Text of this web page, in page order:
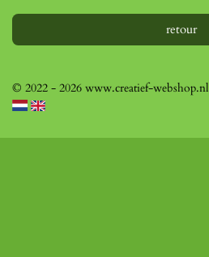
retour
© 2022 - 2026 www.creatief-webshop.nl